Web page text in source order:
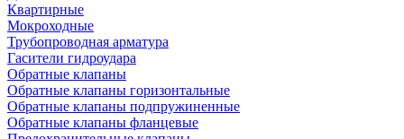
Квартирные
Мокроходные
Трубопроводная арматура
Гасители гидроудара
Обратные клапаны
Обратные клапаны горизонтальные
Обратные клапаны подпружиненные
Обратные клапаны фланцевые